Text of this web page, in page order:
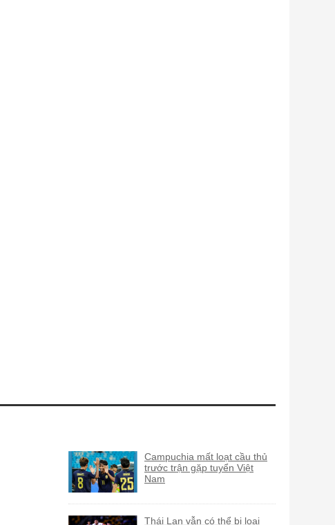
Campuchia mất loạt cầu thủ
trước trận gặp tuyển Việt
Nam
Thái Lan vẫn có thể bị loại